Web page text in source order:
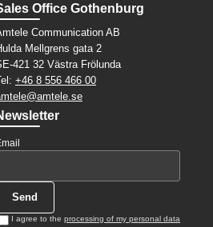
Office Gothenburg
Communication AB
Mellgrens gata 2
421 32 Västra Frölunda
+46 8 556 466 00
I agree to the processing of my personal data